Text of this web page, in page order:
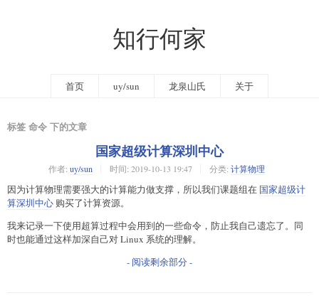
知行何家
首页 uy/sun 龙泉山氏 关于
标签 命令 下的文章
国家超级计算深圳中心
作者: uy/sun 时间: 2019-10-13 19:47 分类: 计算物理
因为计算物理需要强大的计算能力做支撑，所以我们课题组在 国家超级计
算深圳中心 购买了计算资源。
我来记录一下使用超算过程中会用到的一些命令，防止我自己遗忘了。同
时也能通过这样加深自己对 Linux 系统的理解。
- 阅读剩余部分 -